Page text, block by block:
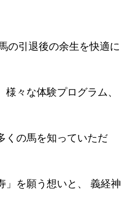
の引退後の余生を快適に
々な体験プログラム、
くの馬を知っていただ
」を願う想いと、 義経神